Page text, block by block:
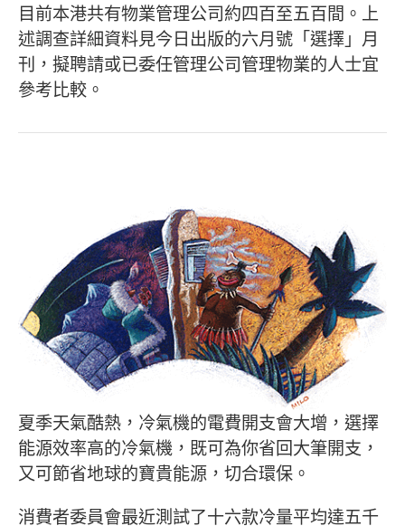
目前本港共有物業管理公司約四百至五百間。上
述調查詳細資料見今日出版的六月號「選擇」月
刊，擬聘請或已委任管理公司管理物業的人士宜
參考比較。
夏季天氣酷熱，冷氣機的電費開支會大增，選擇
能源效率高的冷氣機，既可為你省回大筆開支，
又可節省地球的寶貴能源，切合環保。
消費者委員會最近測試了十六款冷量平均達五千